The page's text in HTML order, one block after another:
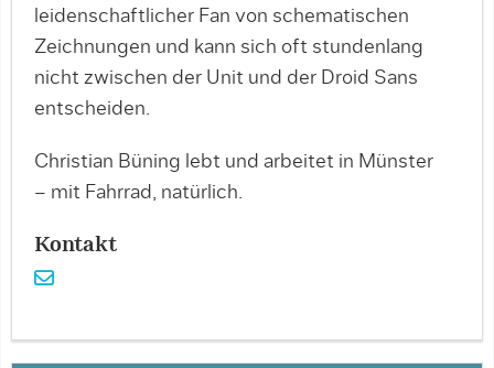
leidenschaftlicher Fan von schematischen
Zeichnungen und kann sich oft stundenlang
nicht zwischen der Unit und der Droid Sans
entscheiden.
Christian Büning lebt und arbeitet in Münster
– mit Fahrrad, natürlich.
Kontakt